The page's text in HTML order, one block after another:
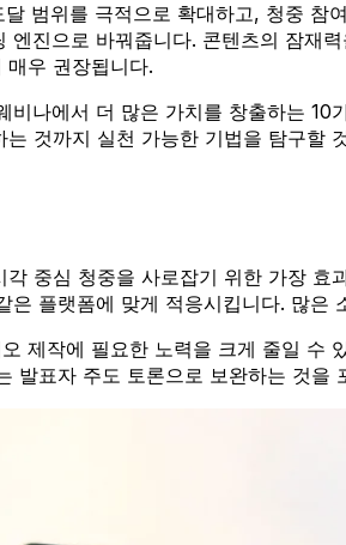
범위를 극적으로 확대하고, 청중
진으로 바꿔줍니다. 콘텐츠의 잠재
우 권장됩니다.
나에서 더 많은 가치를 창출하는
것까지 실천 가능한 기법을 탐구할
중심 청중을 사로잡기 위한 가장 효
플랫폼에 맞게 적응시킵니다. 많은
제작에 필요한 노력을 크게 줄일 수
발표자 주도 토론으로 보완하는 것을